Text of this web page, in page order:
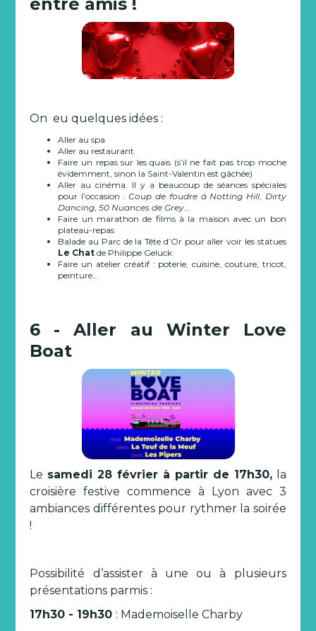
On eu quelques idées :
Aller au spa
Aller au restaurant
Faire un repas sur les quais (s’il ne fait pas trop moche
évidemment, sinon la Saint-Valentin est gâchée)
Aller au cinéma. Il y a beaucoup de séances spéciales
pour l’occasion :Coup de foudre à Notting Hill, Dirty
Dancing,50 Nuances de Grey…
Faire un marathon de films à la maison avec un bon
plateau-repas
Balade au Parc de la Tête d’Or pour aller voir les statues
Le Chat de Philippe Geluck
Faire un atelier créatif : poterie, cuisine, couture, tricot,
peinture…
6 - Aller au Winter Love
Boat
Le samedi 28 février à partir de 17h30,la
croisière festive commence à Lyon avec 3
ambiances différentes pour rythmer la soirée
!
Possibilité d’assister à une ou à plusieurs
présentations parmis :
17h30 - 19h30 : Mademoiselle Charby